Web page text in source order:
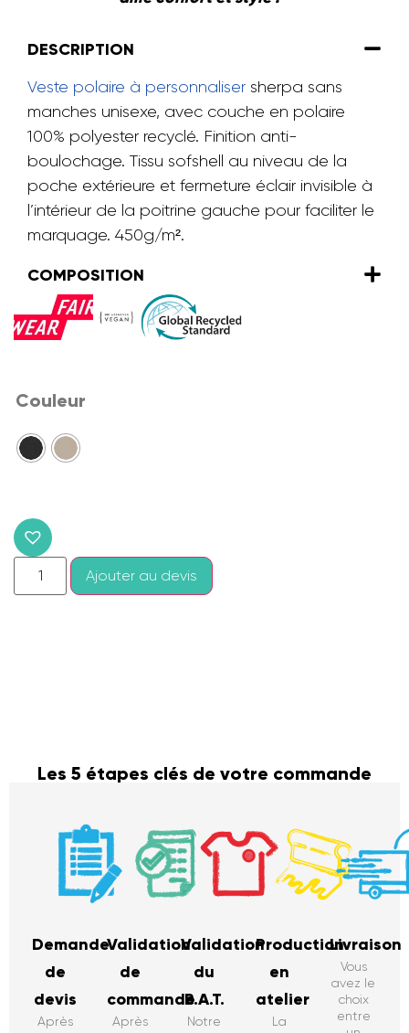
DESCRIPTION
Veste polaire à personnaliser sherpa sans
manches unisexe, avec couche en polaire
100% polyester recyclé. Finition anti-
boulochage. Tissu sofshell au niveau de la
poche extérieure et fermeture éclair invisible à
l’intérieur de la poitrine gauche pour faciliter le
marquage. 450g/m².
COMPOSITION
Couleur
Ajouter au devis
Les 5 étapes clés de votre commande
Demande
de
devis
Après
Validation
de
commande
Après
Validation
du
B.A.T.
Notre
Production
en
atelier
La
Livraison
Vous
avez le
choix
entre